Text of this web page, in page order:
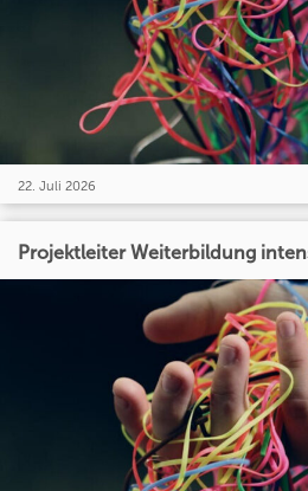
22. Juli 2026
Projektleiter Weiterbildung